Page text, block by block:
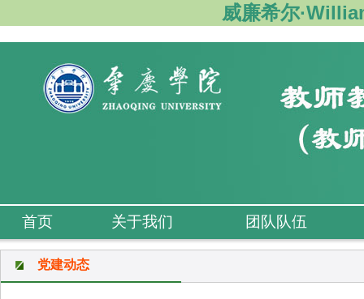
威廉希尔
首页 关于我们 团队队伍
党建动态